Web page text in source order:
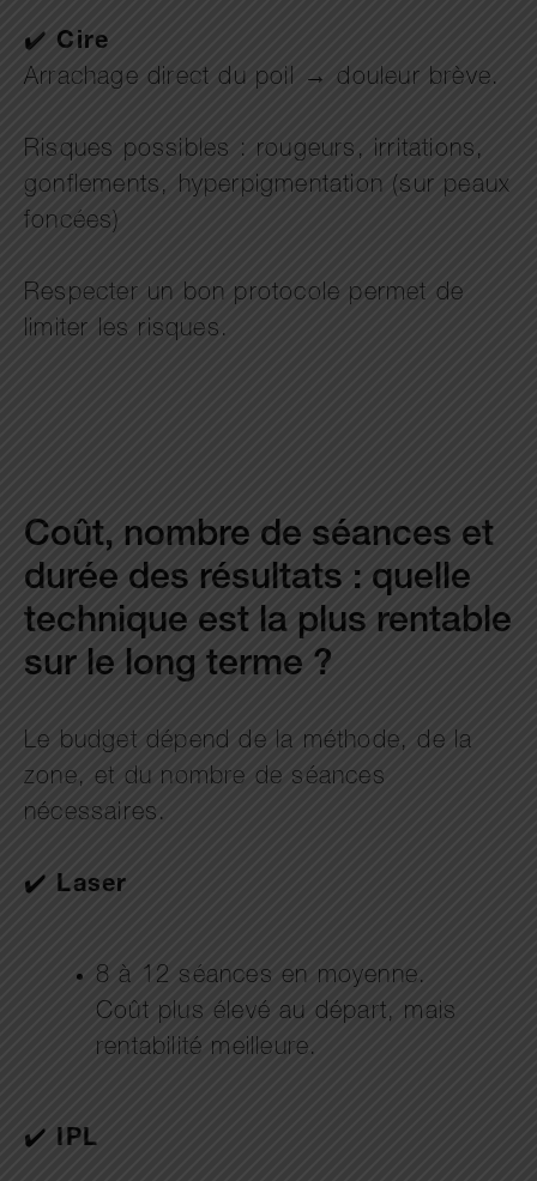
✔️ Cire
Arrachage direct du poil → douleur brève.
Risques possibles : rougeurs, irritations,
gonflements, hyperpigmentation (sur peaux
foncées)
Respecter un bon protocole permet de
limiter les risques.
Coût, nombre de séances et
durée des résultats : quelle
technique est la plus rentable
sur le long terme ?
Le budget dépend de la méthode, de la
zone, et du nombre de séances
nécessaires.
✔️ Laser
8 à 12 séances en moyenne.
Coût plus élevé au départ, mais
rentabilité meilleure.
✔️ IPL